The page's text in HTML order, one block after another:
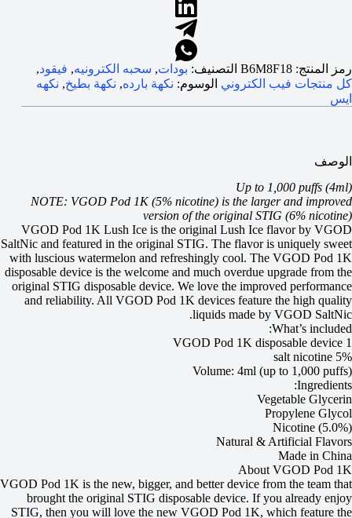
رمز المنتج: B6M8F18 التصنيف: بودات, سحبه الكترونيه, فيقود,
كل منتجات فيب الكتروني الوسوم: نكهة بارده, نكهة بطيخ, نكهه
ايس
الوصف
Up to 1,000 puffs (4ml)
NOTE: VGOD Pod 1K (5% nicotine) is the larger and improved
version of the original STIG (6% nicotine)
VGOD Pod 1K Lush Ice is the original Lush Ice flavor by VGOD
SaltNic and featured in the original STIG. The flavor is uniquely sweet
with luscious watermelon and refreshingly cool. The VGOD Pod 1K
disposable device is the welcome and much overdue upgrade from the
original STIG disposable device. We love the improved performance
and reliability. All VGOD Pod 1K devices feature the high quality
liquids made by VGOD SaltNic.
What’s included:
1 VGOD Pod 1K disposable device
5% salt nicotine
Volume: 4ml (up to 1,000 puffs)
Ingredients:
Vegetable Glycerin
Propylene Glycol
Nicotine (5.0%)
Natural & Artificial Flavors
Made in China
About VGOD Pod 1K
VGOD Pod 1K is the new, bigger, and better device from the team that
brought the original STIG disposable device. If you already enjoy
STIG, then you will love the new VGOD Pod 1K, which feature the